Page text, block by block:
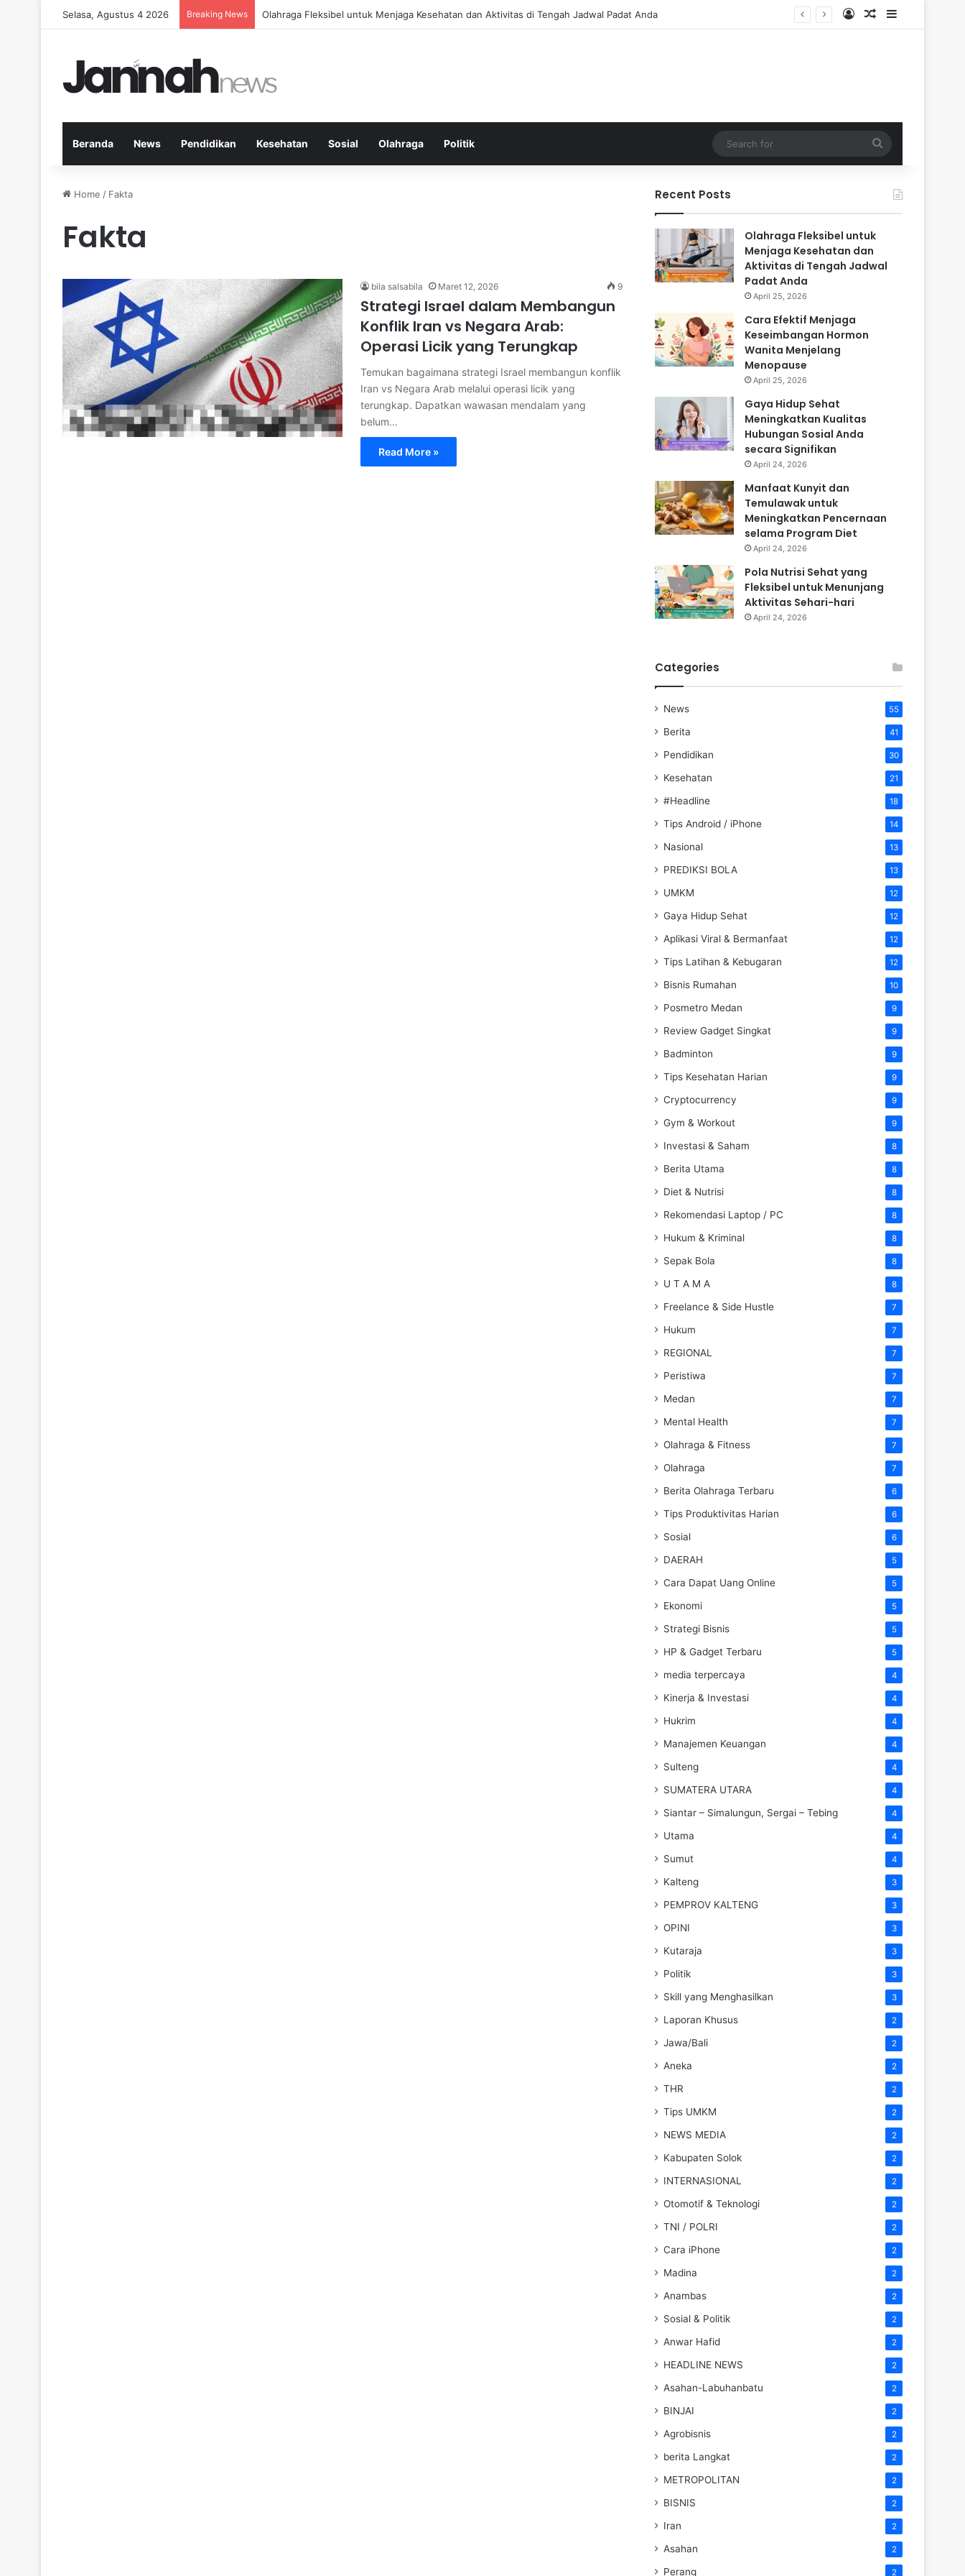
Selasa, Agustus 4 2026 Breaking News Cara Efektif Menjaga Keseimbangan Hormon Wanita Menjelang Menopause Log InRandom Article
Sidebar
Beranda News Pendidikan Kesehatan Sosial Olahraga Politik
for
Home / Fakta
Fakta
bila salsabila Maret 12, 2026 9
Strategi Israel dalam Membangun
Konflik Iran vs Negara Arab:
Operasi Licik yang Terungkap
Temukan bagaimana strategi Israel membangun konflik
Iran vs Negara Arab melalui operasi licik yang
terungkap. Dapatkan wawasan mendalam yang
belum…
Read More »
Recent Posts
Olahraga Fleksibel untuk
Menjaga Kesehatan dan
Aktivitas di Tengah Jadwal
Padat Anda
April 25, 2026
Cara Efektif Menjaga
Keseimbangan Hormon
Wanita Menjelang
Menopause
April 25, 2026
Gaya Hidup Sehat
Meningkatkan Kualitas
Hubungan Sosial Anda
secara Signifikan
April 24, 2026
Manfaat Kunyit dan
Temulawak untuk
Meningkatkan Pencernaan
selama Program Diet
April 24, 2026
Pola Nutrisi Sehat yang
Fleksibel untuk Menunjang
Aktivitas Sehari-hari
April 24, 2026
Categories
News 55
Berita 41
Pendidikan 30
Kesehatan 21
#Headline 18
Tips Android / iPhone 14
Nasional 13
PREDIKSI BOLA 13
UMKM 12
Gaya Hidup Sehat 12
Aplikasi Viral & Bermanfaat 12
Tips Latihan & Kebugaran 12
Bisnis Rumahan 10
Posmetro Medan 9
Review Gadget Singkat 9
Badminton 9
Tips Kesehatan Harian 9
Cryptocurrency 9
Gym & Workout 9
Investasi & Saham 8
Berita Utama 8
Diet & Nutrisi 8
Rekomendasi Laptop / PC 8
Hukum & Kriminal 8
Sepak Bola 8
U T A M A 8
Freelance & Side Hustle 7
Hukum 7
REGIONAL 7
Peristiwa 7
Medan 7
Mental Health 7
Olahraga & Fitness 7
Olahraga 7
Berita Olahraga Terbaru 6
Tips Produktivitas Harian 6
Sosial 6
DAERAH 5
Cara Dapat Uang Online 5
Ekonomi 5
Strategi Bisnis 5
HP & Gadget Terbaru 5
media terpercaya 4
Kinerja & Investasi 4
Hukrim 4
Manajemen Keuangan 4
Sulteng 4
SUMATERA UTARA 4
Siantar – Simalungun, Sergai – Tebing 4
Utama 4
Sumut 4
Kalteng 3
PEMPROV KALTENG 3
OPINI 3
Kutaraja 3
Politik 3
Skill yang Menghasilkan 3
Laporan Khusus 2
Jawa/Bali 2
Aneka 2
THR 2
Tips UMKM 2
NEWS MEDIA 2
Kabupaten Solok 2
INTERNASIONAL 2
Otomotif & Teknologi 2
TNI / POLRI 2
Cara iPhone 2
Madina 2
Anambas 2
Sosial & Politik 2
Anwar Hafid 2
HEADLINE NEWS 2
Asahan-Labuhanbatu 2
BINJAI 2
Agrobisnis 2
berita Langkat 2
METROPOLITAN 2
BISNIS 2
Iran 2
Asahan 2
Perang 2